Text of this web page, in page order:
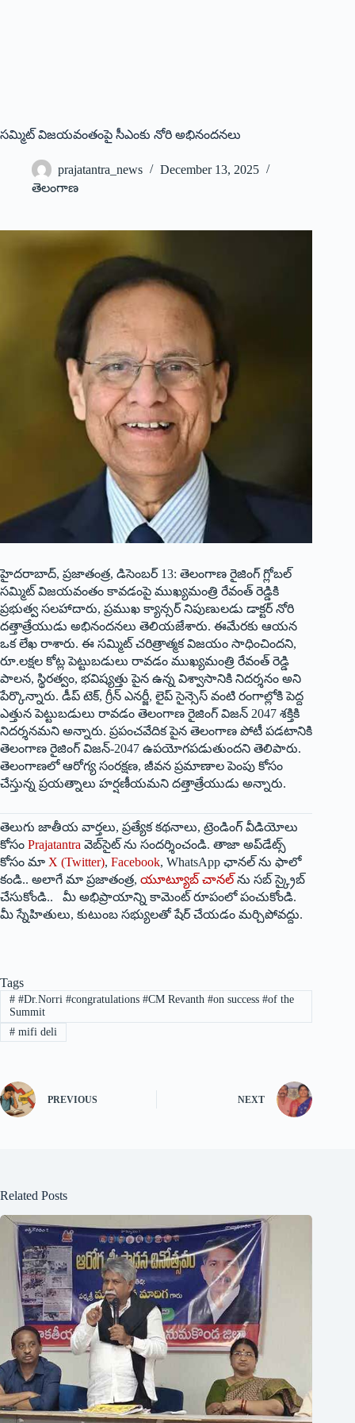
సమ్మిట్‌ విజయవంతంపై సీఎంకు నోరి అభినందనలు
prajatantra_news
December 13, 2025
తెలంగాణ
హైదరాబాద్‌, ప్రజాతంత్ర, డిసెంబర్‌ 13: తెలంగాణ రైజింగ్‌ గ్లోబల్‌
సమ్మిట్‌ విజయవంతం కావడంపై ముఖ్యమంత్రి రేవంత్‌ రెడ్డికి
ప్రభుత్వ సలహాదారు, ప్రముఖ క్యాన్సర్‌ నిపుణులడు డాక్టర్‌ నోరి
దత్తాత్రేయుడు అభినందనలు తెలియజేశారు. ఈమేరకు ఆయన
ఒక లేఖ రాశారు. ఈ సమ్మిట్‌ చరిత్రాత్మక విజయం సాధించిందని,
రూ.లక్షల కోట్ల పెట్టుబడులు రావడం ముఖ్యమంత్రి రేవంత్‌ రెడ్డి
పాలన, స్థిరత్వం, భవిష్యత్తు పైన ఉన్న విశ్వాసానికి నిదర్శనం అని
పేర్కొన్నారు. డీప్‌ టెక్‌, గ్రీన్‌ ఎనర్జీ, లైప్‌ సైన్సెస్‌ వంటి రంగాల్లోకి పెద్ద
ఎత్తున పెట్టుబడులు రావడం తెలంగాణ రైజింగ్‌ విజన్‌ 2047 శక్తికి
నిదర్శనమని అన్నారు. ప్రపంచవేదిక పైన తెలంగాణ పోటీ పడటానికి
తెలంగాణ రైజింగ్‌ విజన్‌-2047 ఉపయోగపడుతుందని తెలిపారు.
తెలంగాణలో ఆరోగ్య సంరక్షణ, జీవన ప్రమాణాల పెంపు కోసం
చేస్తున్న ప్రయత్నాలు హర్షణీయమని దత్తాత్రేయుడు అన్నారు.
తెలుగు జాతీయ వార్తలు, ప్రత్యేక కథనాలు, ట్రెండింగ్ వీడియోలు
కోసం Prajatantra వెబ్‌సైట్ ను సందర్శించండి. తాజా అప్‌డేట్స్
కోసం మా X (Twitter), Facebook, WhatsApp ఛానల్ ను ఫాలో
కండి.. అలాగే మా ప్రజాతంత్ర, యూట్యూబ్ చానల్ ను సబ్ స్క్రైబ్
చేసుకోండి.. మీ అభిప్రాయాన్ని కామెంట్ రూపంలో పంచుకోండి.
మీ స్నేహితులు, కుటుంబ సభ్యులతో షేర్ చేయడం మర్చిపోవద్దు.
Tags
##Dr.Norri #congratulations #CM Revanth #on success #of the
Summit
#mifi deli
PREVIOUS NEXT
Related Posts